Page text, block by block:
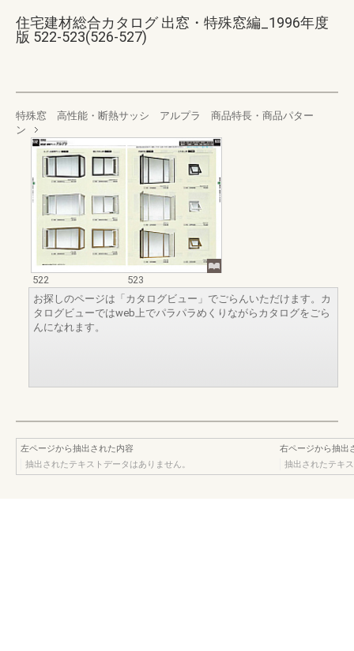
住宅建材総合カタログ 出窓・特殊窓編_1996年度
版 522-523(526-527)
特殊窓 高性能・断熱サッシ アルプラ 商品特長・商品パター
ン
522
523
お探しのページは「カタログビュー」でごらんいただけます。カ
タログビューではweb上でパラパラめくりながらカタログをごら
んになれます。
左ページから抽出された内容
抽出されたテキストデータはありません。
右ページから抽出
抽出されたテキ